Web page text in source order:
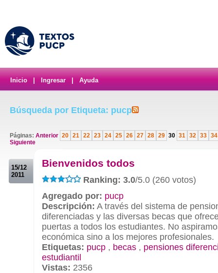
Inicio Ingresar Ayuda
Búsqueda por Etiqueta: pucp
Páginas: Anterior 20 21 22 23 24 25 26 27 28 29 30 31 32 33 34
Siguiente
15/12
2011
Bienvenidos todos
Ranking: 3.0/5.0 (260 votos)
Agregado por: pucp
Descripción: A través del sistema de
diferenciadas y las diversas becas que
puertas a todos los estudiantes. No
económica sino a los mejores profesionales.
Etiquetas: pucp , becas , pensiones
estudiantil
Vistas: 2356